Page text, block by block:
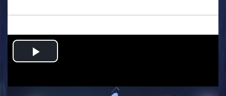
Play
Video